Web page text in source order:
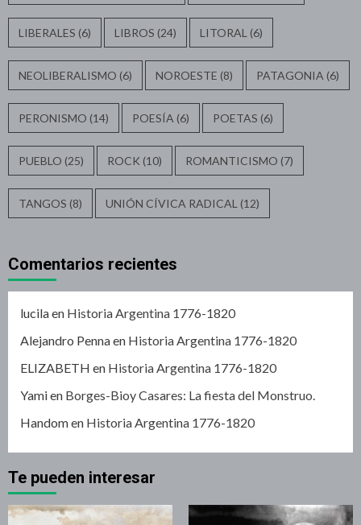
LIBERALES (6) LIBROS (24) LITORAL (6)
NEOLIBERALISMO (6) NOROESTE (8) PATAGONIA (6)
PERONISMO (14) POESÍA (6) POETAS (6)
PUEBLO (25) ROCK (10) ROMANTICISMO (7)
TANGOS (8) UNIÓN CÍVICA RADICAL (12)
Comentarios recientes
lucilaen Historia Argentina 1776-1820
Alejandro Pennaen Historia Argentina 1776-1820
ELIZABETH en Historia Argentina 1776-1820
Yamien Borges-Bioy Casares: La fiesta del Monstruo.
Handomen Historia Argentina 1776-1820
Te pueden interesar